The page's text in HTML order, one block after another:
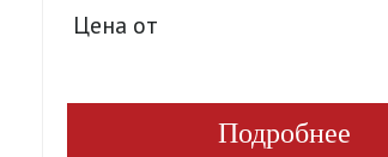
Цена от
Подробнее